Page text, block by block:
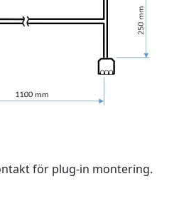
för plug-in montering.